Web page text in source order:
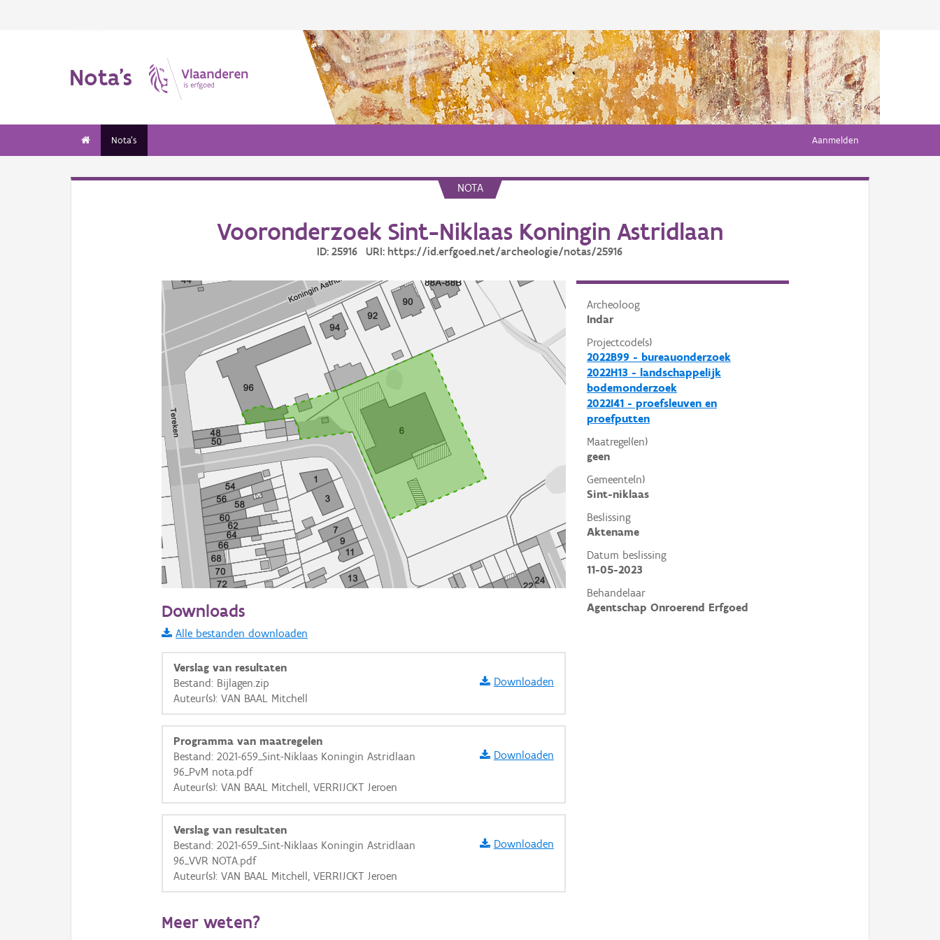
Nota's
Nota's Aanmelden
NOTA
Vooronderzoek Sint-Niklaas Koningin Astridlaan
ID: 25916 URI: https://id.erfgoed.net/archeologie/notas/25916
Archeoloog
Indar
Projectcode(s)
2022B99 - bureauonderzoek
2022H13 - landschappelijk
bodemonderzoek
2022I41 - proefsleuven en
proefputten
Maatregel(en)
geen
Gemeente(n)
Sint-niklaas
Beslissing
Aktename
Datum beslissing
11-05-2023
Behandelaar
Agentschap Onroerend Erfgoed
Informatie Vlaanderen
i
+ −
Basis Lagen
OSM-Basiskaart
Ortho
GRB-Basiskaart
Downloads
Alle bestanden downloaden
Verslag van resultaten
Bestand: Bijlagen.zip
Auteur(s): VAN BAAL Mitchell
Downloaden
Programma van maatregelen
Bestand: 2021-659_Sint-Niklaas Koningin Astridlaan
96_PvM nota.pdf
Auteur(s): VAN BAAL Mitchell, VERRIJCKT Jeroen
Downloaden
Verslag van resultaten
Bestand: 2021-659_Sint-Niklaas Koningin Astridlaan
96_VVR NOTA.pdf
Auteur(s): VAN BAAL Mitchell, VERRIJCKT Jeroen
Downloaden
Meer weten?